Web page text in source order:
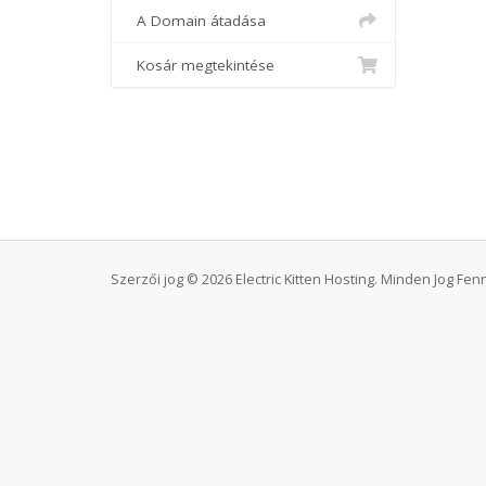
A Domain átadása
Kosár megtekintése
Szerzői jog © 2026 Electric Kitten Hosting. Minden Jog